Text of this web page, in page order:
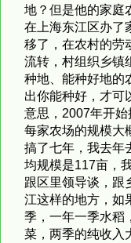
地？但是他的家庭
在上海东江区办了
移了，在农村的劳
流转，村组织乡镇
种地、能种好地的
出你能种好，才可
意思，2007年开
每家农场的规模大
搞了七年，我去年
均规模是117亩，
跟区里领导谈，跟
江这样的地方，如
季，一年一季水稻
菜，两季的纯收入